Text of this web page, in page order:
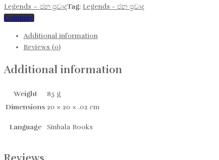
Legends – ජන ප්‍රවාද​Tag: Legends - ජන ප්‍රවාද​
Compare
Additional information
Reviews (0)
Additional information
Weight
85 g
Dimensions 20 × 20 × .02 cm
Language Sinhala Books